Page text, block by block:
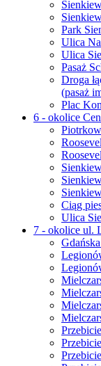
Park
Ulica
Ulica
Pasaż
Droga
(pasaż
Plac
6 - okolice
Ciąg
Ulica
7 - okolice ul.
Gdańska